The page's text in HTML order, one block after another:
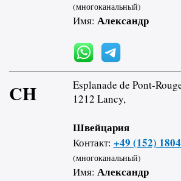
(многоканальный)
Имя: Александр
CH
Esplanade de Pont-
1212 Lancy,
Швейцария
Контакт: +49 (152)
(многоканальный)
Имя: Александр